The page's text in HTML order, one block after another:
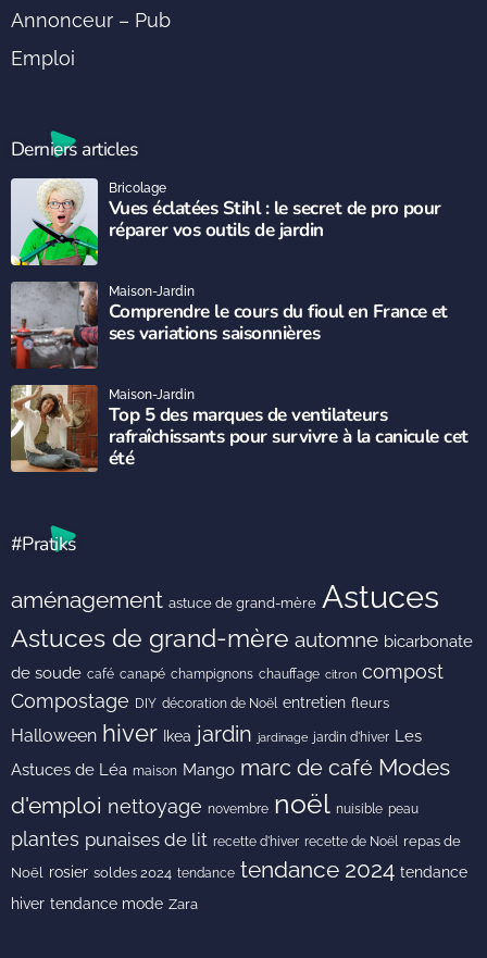
Annonceur – Pub
Emploi
Derniers articles
Vues éclatées Stihl : le secret de pro pour
réparer vos outils de jardin
Bricolage
Comprendre le cours du fioul en France et
ses variations saisonnières
Maison-Jardin
Top 5 des marques de ventilateurs
rafraîchissants pour survivre à la canicule cet
été
Maison-Jardin
#Pratiks
aménagement astuce de grand-mère Astuces
Astuces de grand-mère automne bicarbonate
de soude café canapé champignons chauffage citron compost
Compostage DIY décoration de Noël entretien fleurs
Halloween hiver Ikea jardin jardinage jardin d'hiver Les
Astuces de Léa maison Mango marc de café Modes
d'emploi nettoyage novembre noël nuisible peau
plantes punaises de lit recette d'hiver recette de Noël repas de
Noël rosier soldes 2024 tendance tendance 2024 tendance
hiver tendance mode Zara